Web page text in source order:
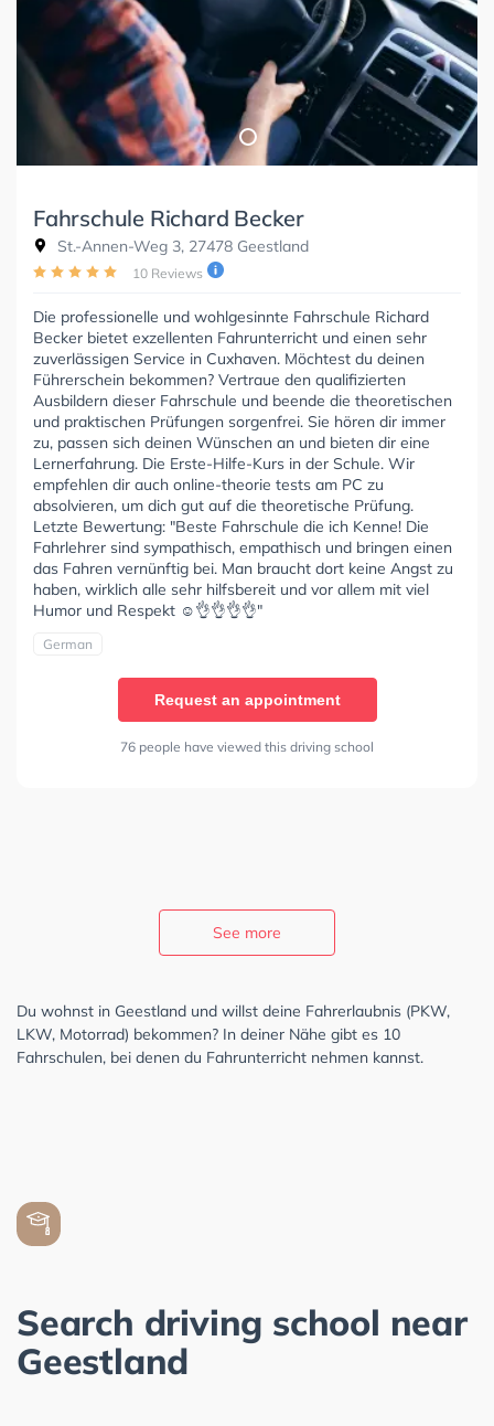
Fahrschule Richard Becker
St.-Annen-Weg 3, 27478 Geestland
10 Reviews
Die professionelle und wohlgesinnte Fahrschule Richard
Becker bietet exzellenten Fahrunterricht und einen sehr
zuverlässigen Service in Cuxhaven. Möchtest du deinen
Führerschein bekommen? Vertraue den qualifizierten
Ausbildern dieser Fahrschule und beende die theoretischen
und praktischen Prüfungen sorgenfrei. Sie hören dir immer
zu, passen sich deinen Wünschen an und bieten dir eine
Lernerfahrung. Die Erste-Hilfe-Kurs in der Schule. Wir
empfehlen dir auch online-theorie tests am PC zu
absolvieren, um dich gut auf die theoretische Prüfung.
Letzte Bewertung: "Beste Fahrschule die ich Kenne! Die
Fahrlehrer sind sympathisch, empathisch und bringen einen
das Fahren vernünftig bei. Man braucht dort keine Angst zu
haben, wirklich alle sehr hilfsbereit und vor allem mit viel
Humor und Respekt ☺️👌👌👌👌"
German
Request an appointment
76 people have viewed this driving school
See more
Du wohnst in Geestland und willst deine Fahrerlaubnis (PKW,
LKW, Motorrad) bekommen? In deiner Nähe gibt es 10
Fahrschulen, bei denen du Fahrunterricht nehmen kannst.
Search driving school near
Geestland